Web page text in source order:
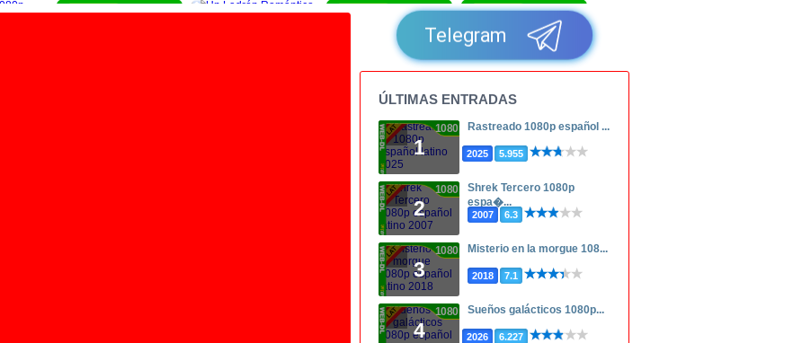
1080p 1080p 1080p
Telegram
ÚLTIMAS ENTRADAS
1
1080p Rastreado 1080p español ...
2025 5.955
2
1080p
Shrek Tercero 1080p
espa�...
2007 6.3
3
1080p Misterio en la morgue 108...
2018 7.1
4
1080p Sueños galácticos 1080p...
2026 6.227